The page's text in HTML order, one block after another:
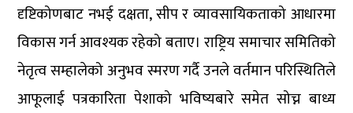
दृष्टिकोणबाट नभई दक्षता, सीप र व्यावसायिकताको आधारमा
विकास गर्न आवश्यक रहेको बताए। राष्ट्रिय समाचार समितिको
नेतृत्व सम्हालेको अनुभव स्मरण गर्दै उनले वर्तमान परिस्थितिले
आफूलाई पत्रकारिता पेशाको भविष्यबारे समेत सोच्न बाध्य